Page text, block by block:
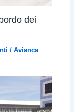
dei
/Avianca